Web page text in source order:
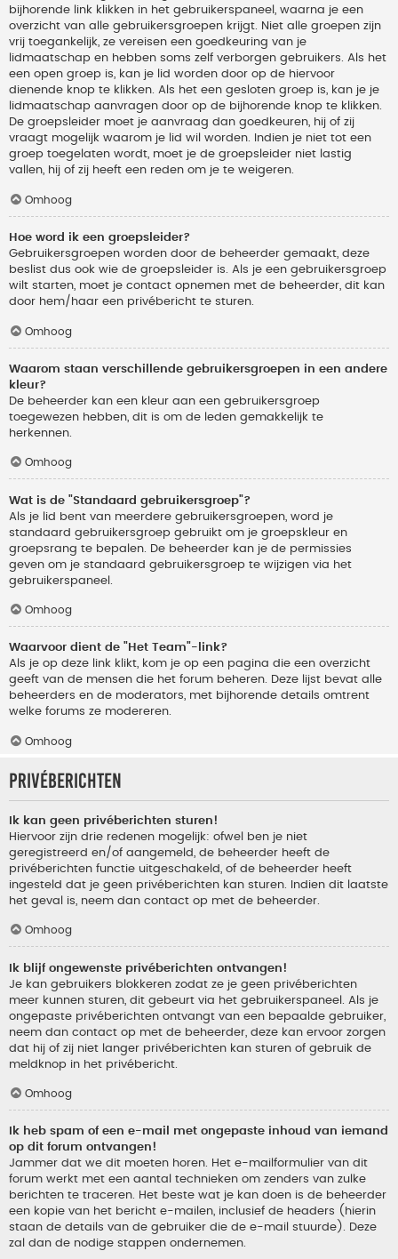
bijhorende link klikken in het gebruikerspaneel, waarna je een
overzicht van alle gebruikersgroepen krijgt. Niet alle groepen zijn
vrij toegankelijk, ze vereisen een goedkeuring van je
lidmaatschap en hebben soms zelf verborgen gebruikers. Als het
een open groep is, kan je lid worden door op de hiervoor
dienende knop te klikken. Als het een gesloten groep is, kan je je
lidmaatschap aanvragen door op de bijhorende knop te klikken.
De groepsleider moet je aanvraag dan goedkeuren, hij of zij
vraagt mogelijk waarom je lid wil worden. Indien je niet tot een
groep toegelaten wordt, moet je de groepsleider niet lastig
vallen, hij of zij heeft een reden om je te weigeren.
Omhoog
Hoe word ik een groepsleider?
Gebruikersgroepen worden door de beheerder gemaakt, deze
beslist dus ook wie de groepsleider is. Als je een gebruikersgroep
wilt starten, moet je contact opnemen met de beheerder, dit kan
door hem/haar een privébericht te sturen.
Omhoog
Waarom staan verschillende gebruikersgroepen in een andere
kleur?
De beheerder kan een kleur aan een gebruikersgroep
toegewezen hebben, dit is om de leden gemakkelijk te
herkennen.
Omhoog
Wat is de "Standaard gebruikersgroep"?
Als je lid bent van meerdere gebruikersgroepen, word je
standaard gebruikersgroep gebruikt om je groepskleur en
groepsrang te bepalen. De beheerder kan je de permissies
geven om je standaard gebruikersgroep te wijzigen via het
gebruikerspaneel.
Omhoog
Waarvoor dient de "Het Team"-link?
Als je op deze link klikt, kom je op een pagina die een overzicht
geeft van de mensen die het forum beheren. Deze lijst bevat alle
beheerders en de moderators, met bijhorende details omtrent
welke forums ze modereren.
Omhoog
Privéberichten
Ik kan geen privéberichten sturen!
Hiervoor zijn drie redenen mogelijk: ofwel ben je niet
geregistreerd en/of aangemeld, de beheerder heeft de
privéberichten functie uitgeschakeld, of de beheerder heeft
ingesteld dat je geen privéberichten kan sturen. Indien dit laatste
het geval is, neem dan contact op met de beheerder.
Omhoog
Ik blijf ongewenste privéberichten ontvangen!
Je kan gebruikers blokkeren zodat ze je geen privéberichten
meer kunnen sturen, dit gebeurt via het gebruikerspaneel. Als je
ongepaste privéberichten ontvangt van een bepaalde gebruiker,
neem dan contact op met de beheerder, deze kan ervoor zorgen
dat hij of zij niet langer privéberichten kan sturen of gebruik de
meldknop in het privébericht.
Omhoog
Ik heb spam of een e-mail met ongepaste inhoud van iemand
op dit forum ontvangen!
Jammer dat we dit moeten horen. Het e-mailformulier van dit
forum werkt met een aantal technieken om zenders van zulke
berichten te traceren. Het beste wat je kan doen is de beheerder
een kopie van het bericht e-mailen, inclusief de headers (hierin
staan de details van de gebruiker die de e-mail stuurde). Deze
zal dan de nodige stappen ondernemen.